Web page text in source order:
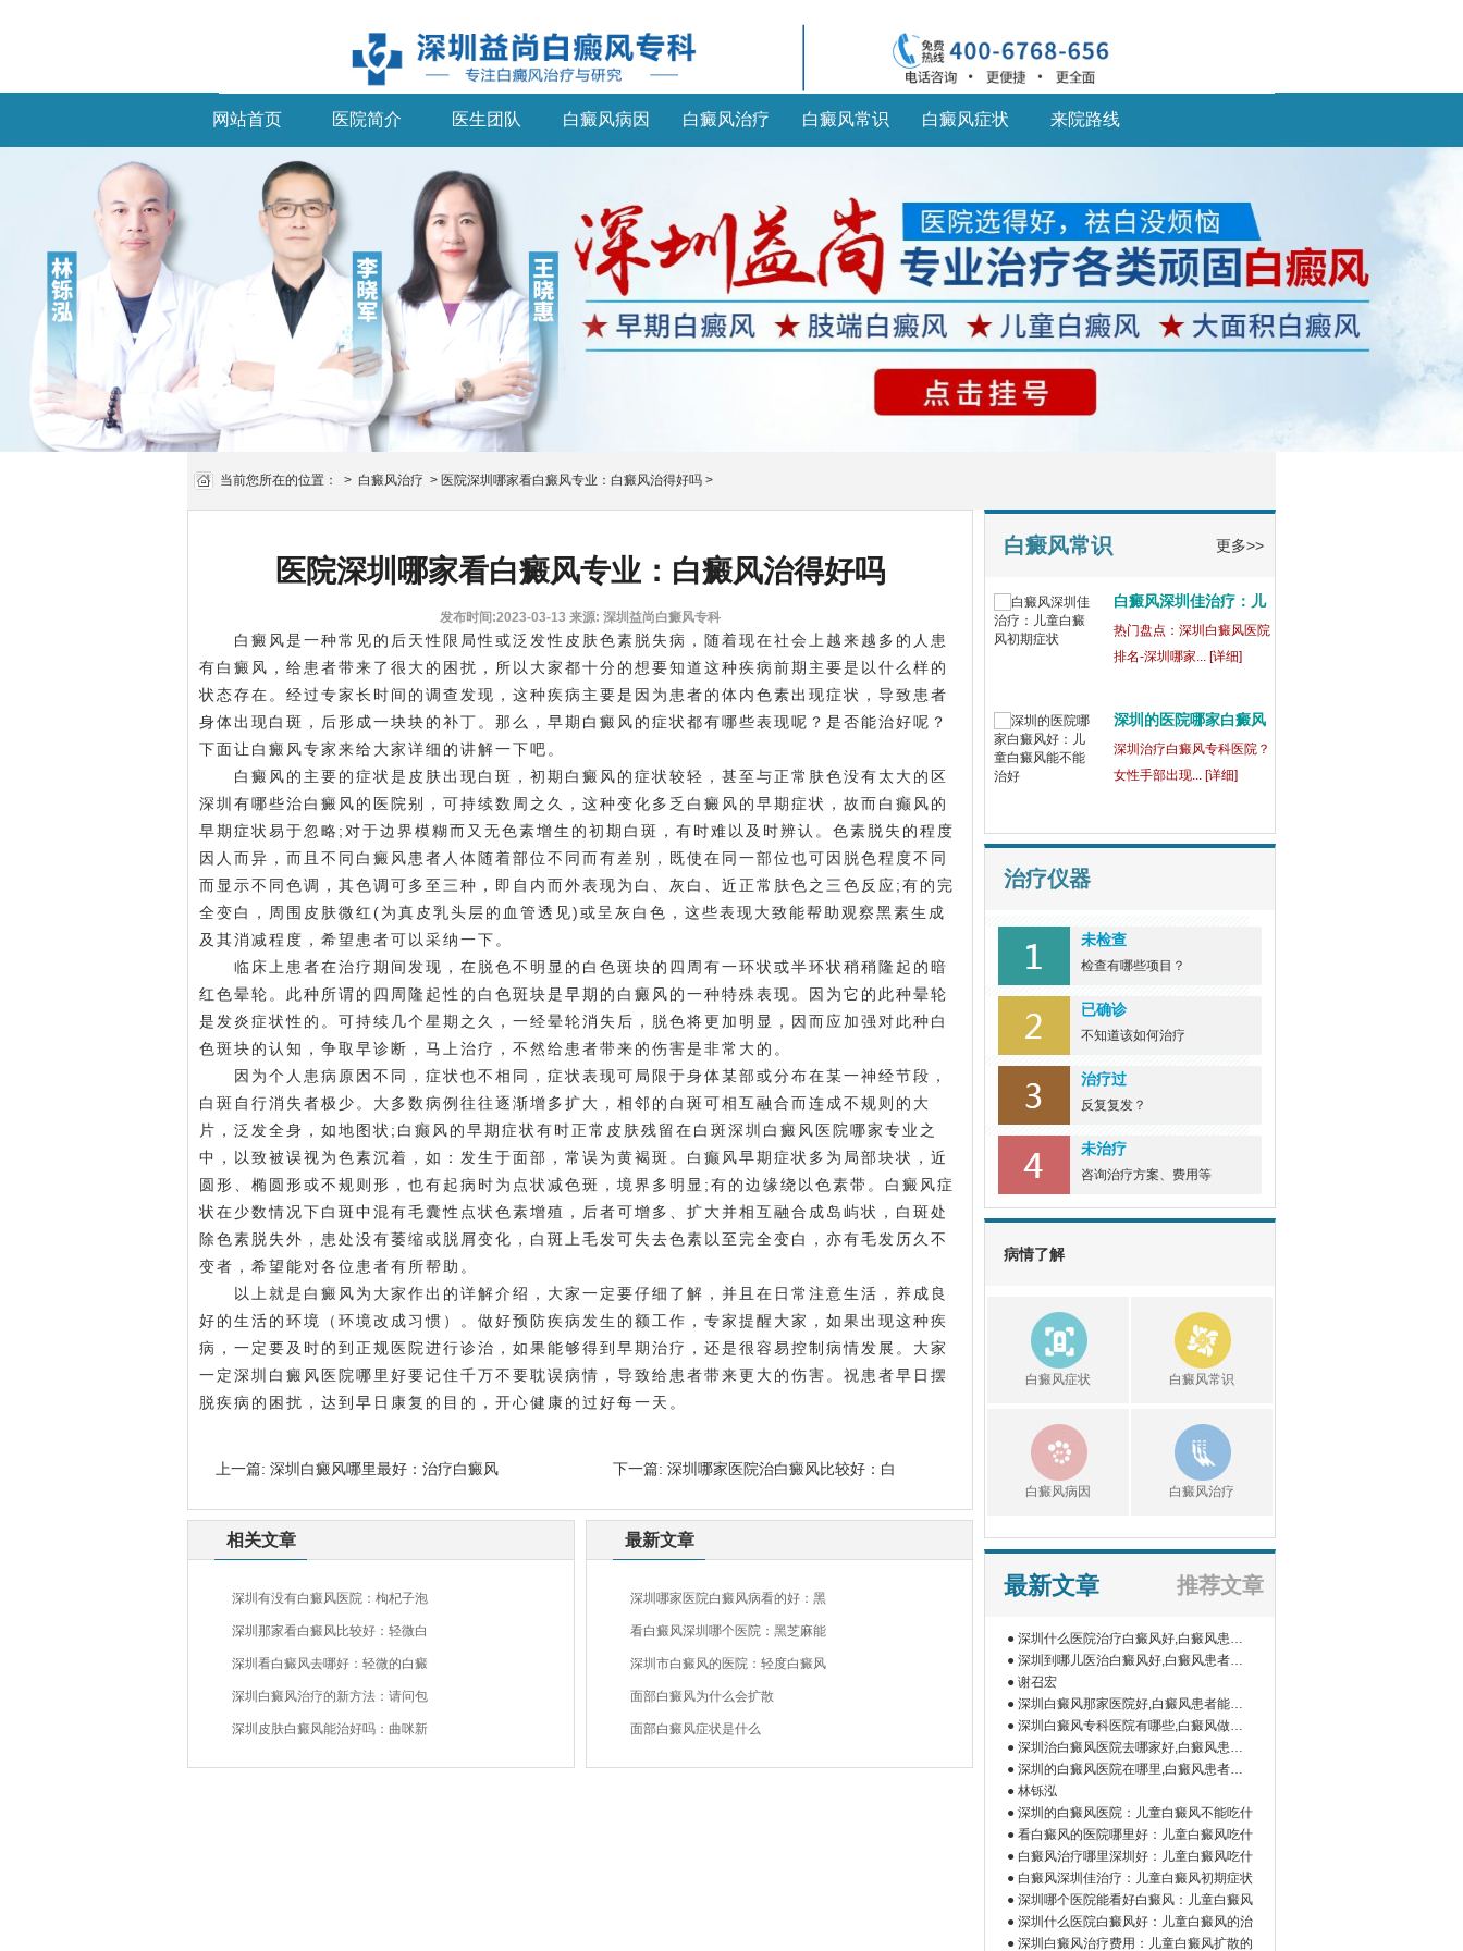
网站首页 医院简介 医生团队 白癜风病因 白癜风治疗 白癜风常识 白癜风症状 来院路线
当前您所在的位置： > 白癜风治疗 > 医院深圳哪家看白癜风专业：白癜风治得好吗 >
医院深圳哪家看白癜风专业：白癜风治得好吗
发布时间:2023-03-13 来源: 深圳益尚白癜风专科
白癜风是一种常见的后天性限局性或泛发性皮肤色素脱失病，随着现在社会上越来越多的人患
有白癜风，给患者带来了很大的困扰，所以大家都十分的想要知道这种疾病前期主要是以什么样的
状态存在。经过专家长时间的调查发现，这种疾病主要是因为患者的体内色素出现症状，导致患者
身体出现白斑，后形成一块块的补丁。那么，早期白癜风的症状都有哪些表现呢？是否能治好呢？
下面让白癜风专家来给大家详细的讲解一下吧。
白癜风的主要的症状是皮肤出现白斑，初期白癜风的症状较轻，甚至与正常肤色没有太大的区
深圳有哪些治白癜风的医院别，可持续数周之久，这种变化多乏白癜风的早期症状，故而白癫风的
早期症状易于忽略;对于边界模糊而又无色素增生的初期白斑，有时难以及时辨认。色素脱失的程度
因人而异，而且不同白癜风患者人体随着部位不同而有差别，既使在同一部位也可因脱色程度不同
而显示不同色调，其色调可多至三种，即自内而外表现为白、灰白、近正常肤色之三色反应;有的完
全变白，周围皮肤微红(为真皮乳头层的血管透见)或呈灰白色，这些表现大致能帮助观察黑素生成
及其消减程度，希望患者可以采纳一下。
临床上患者在治疗期间发现，在脱色不明显的白色斑块的四周有一环状或半环状稍稍隆起的暗
红色晕轮。此种所谓的四周隆起性的白色斑块是早期的白癜风的一种特殊表现。因为它的此种晕轮
是发炎症状性的。可持续几个星期之久，一经晕轮消失后，脱色将更加明显，因而应加强对此种白
色斑块的认知，争取早诊断，马上治疗，不然给患者带来的伤害是非常大的。
因为个人患病原因不同，症状也不相同，症状表现可局限于身体某部或分布在某一神经节段，
白斑自行消失者极少。大多数病例往往逐渐增多扩大，相邻的白斑可相互融合而连成不规则的大
片，泛发全身，如地图状;白癫风的早期症状有时正常皮肤残留在白斑深圳白癜风医院哪家专业 之
中，以致被误视为色素沉着，如：发生于面部，常误为黄褐斑。白癫风早期症状多为局部块状，近
圆形、椭圆形或不规则形，也有起病时为点状减色斑，境界多明显;有的边缘绕以色素带。白癜风症
状在少数情况下白斑中混有毛囊性点状色素增殖，后者可增多、扩大并相互融合成岛屿状，白斑处
除色素脱失外，患处没有萎缩或脱屑变化，白斑上毛发可失去色素以至完全变白，亦有毛发历久不
变者，希望能对各位患者有所帮助。
以上就是白癜风为大家作出的详解介绍，大家一定要仔细了解，并且在日常注意生活，养成良
好的生活的环境（环境改成习惯）。做好预防疾病发生的额工作，专家提醒大家，如果出现这种疾
病，一定要及时的到正规医院进行诊治，如果能够得到早期治疗，还是很容易控制病情发展。大家
一定深圳白癜风医院哪里好要记住千万不要耽误病情，导致给患者带来更大的伤害。祝患者早日摆
脱疾病的困扰，达到早日康复的目的，开心健康的过好每一天。
上一篇: 深圳白癜风哪里最好：治疗白癜风 下一篇: 深圳哪家医院治白癜风比较好：白
相关文章
深圳有没有白癜风医院：枸杞子泡
深圳那家看白癜风比较好：轻微白
深圳看白癜风去哪好：轻微的白癜
深圳白癜风治疗的新方法：请问包
深圳皮肤白癜风能治好吗：曲咪新
最新文章
深圳哪家医院白癜风病看的好：黑
看白癜风深圳哪个医院：黑芝麻能
深圳市白癜风的医院：轻度白癜风
面部白癜风为什么会扩散
面部白癜风症状是什么
白癜风常识 更多>>
【健康指南】深圳中医白癜
风医院[三强公... [详细]
白癜风深圳佳治疗：儿
热门盘点：深圳白癜风医院
排名-深圳哪家... [详细]
深圳的医院哪家白癜风
深圳治疗白癜风专科医院？
女性手部出现... [详细]
治疗仪器
未检查
检查有哪些项目？
已确诊
不知道该如何治疗
治疗过
反复复发？
未治疗
咨询治疗方案、费用等
病情了解
白癜风症状 白癜风常识
白癜风病因 白癜风治疗
最新文章 推荐文章
● 深圳什么医院治疗白癜风好,白癜风患者
如
● 深圳到哪儿医治白癜风好,白癜风患者为
什● 谢召宏
● 深圳白癜风那家医院好,白癜风患者能吃
橘
● 深圳白癜风专科医院有哪些,白癜风做伍
德
● 深圳治白癜风医院去哪家好,白癜风患者
为
● 深圳的白癜风医院在哪里,白癜风患者做
微● 林铄泓
● 深圳的白癜风医院：儿童白癜风不能吃什
● 看白癜风的医院哪里好：儿童白癜风吃什
● 白癜风治疗哪里深圳好：儿童白癜风吃什
● 白癜风深圳佳治疗：儿童白癜风初期症状
● 深圳哪个医院能看好白癜风：儿童白癜风
● 深圳什么医院白癜风好：儿童白癜风的治
● 深圳白癜风治疗费用：儿童白癜风扩散的